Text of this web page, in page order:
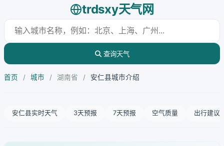
trdsxy天气网
查询天气
首页 / 城市 / 湖南省 / 安仁县城市介绍
安仁县实时天气 3天预报 7天预报 空气质量 出行建议